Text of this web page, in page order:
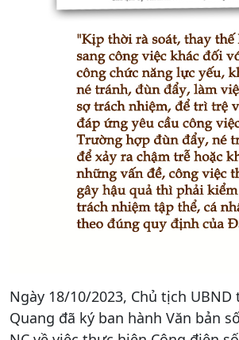
Ngày 18/10/2023, Chủ tịch UBND
Quang đã ký ban hành Văn bản